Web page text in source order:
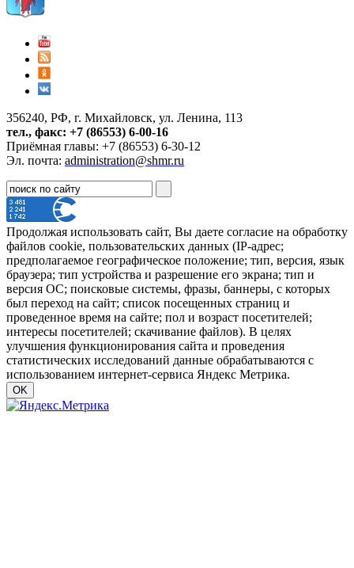
356240, РФ, г. Михайловск, ул. Ленина, 113
тел., факс: +7 (86553) 6-00-16
Приёмная главы: +7 (86553) 6-30-12
Эл. почта: administration@shmr.ru
Продолжая использовать сайт, Вы даете согласие на обработку
файлов cookie, пользовательских данных (IP-адрес;
предполагаемое географическое положение; тип, версия, язык
браузера; тип устройства и разрешение его экрана; тип и
версия ОС; поисковые системы, фразы, баннеры, с которых
был переход на сайт; список посещенных страниц и
проведенное время на сайте; пол и возраст посетителей;
интересы посетителей; скачивание файлов). В целях
улучшения функционирования сайта и проведения
статистических исследований данные обрабатываются с
использованием интернет-сервиса Яндекс Метрика.
OK